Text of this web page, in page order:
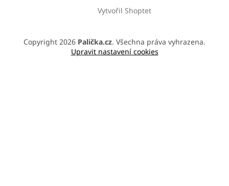
Vytvořil Shoptet
Copyright 2026 Palička.cz. Všechna práva vyhrazena.
Upravit nastavení cookies